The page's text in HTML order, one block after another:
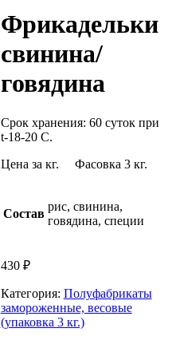
Фрикадельки
свинина/
говядина
Срок хранения: 60 суток при
t-18-20 C.
Цена за кг. Фасовка 3 кг.
Состав
рис, свинина,
говядина, специи
430 ₽
Категория: Полуфабрикаты
замороженные, весовые
(упаковка 3 кг.)